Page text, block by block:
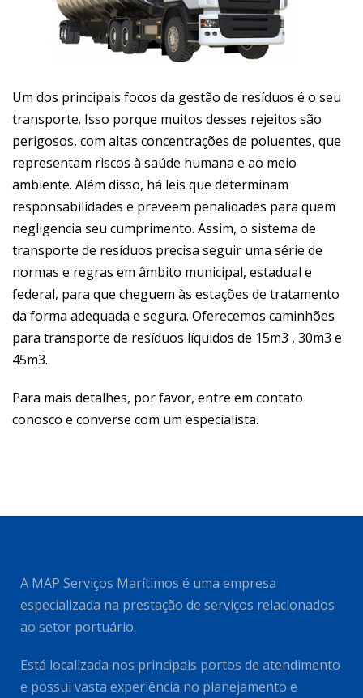
Um dos principais focos da gestão de resíduos é o seu
transporte. Isso porque muitos desses rejeitos são
perigosos, com altas concentrações de poluentes, que
representam riscos à saúde humana e ao meio
ambiente. Além disso, há leis que determinam
responsabilidades e preveem penalidades para quem
negligencia seu cumprimento. Assim, o sistema de
transporte de resíduos precisa seguir uma série de
normas e regras em âmbito municipal, estadual e
federal, para que cheguem às estações de tratamento
da forma adequada e segura. Oferecemos caminhões
para transporte de resíduos líquidos de 15m3 , 30m3 e
45m3.
Para mais detalhes, por favor, entre em contato
conosco e converse com um especialista.
A MAP Serviços Marítimos é uma empresa
especializada na prestação de serviços relacionados
ao setor portuário.
Está localizada nos principais portos de atendimento
e possui vasta experiência no planejamento e